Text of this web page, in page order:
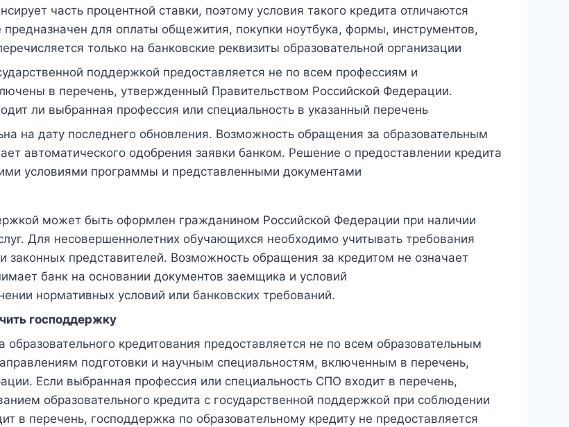
часть процентной ставки, поэтому условия такого кредита отличаются
предназначен для оплаты общежития, покупки ноутбука, формы, инструментов,
только на банковские реквизиты образовательной организации
поддержкой предоставляется не по всем профессиям и
в перечень, утвержденный Правительством Российской Федерации.
ли выбранная профессия или специальность в указанный перечень
на дату последнего обновления. Возможность обращения за образовательным
автоматического одобрения заявки банком. Решение о предоставлении кредита
условиями программы и представленными документами
может быть оформлен гражданином Российской Федерации при наличии
Для несовершеннолетних обучающихся необходимо учитывать требования
законных представителей. Возможность обращения за кредитом не означает
банк на основании документов заемщика и условий
нормативных условий или банковских требований.
господдержку
кредитования предоставляется не по всем образовательным
подготовки и научным специальностям, включенным в перечень,
Если выбранная профессия или специальность СПО входит в перечень,
образовательного кредита с государственной поддержкой при соблюдении
в перечень, господдержка по образовательному кредиту не предоставляется